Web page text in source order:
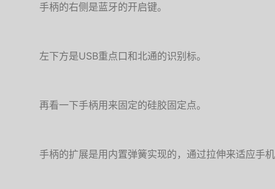
手柄的右侧是蓝牙的开启键。
左下方是USB重点口和北通的识别标。
再看一下手柄用来固定的硅胶固定点。
手柄的扩展是用内置弹簧实现的，通过拉伸来适应手